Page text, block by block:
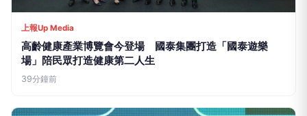
上報Up Media
高齡健康產業博覽會今登場 國泰集團打造「國泰遊樂
場」陪民眾打造健康第二人生
39分鐘前